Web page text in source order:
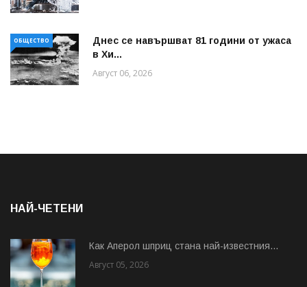
ОБЩЕСТВО
Днес се навършват 81 години от ужаса
в Хи...
Август 06, 2026
НАЙ-ЧЕТЕНИ
Как Аперол шприц стана най-известния...
Август 05, 2026